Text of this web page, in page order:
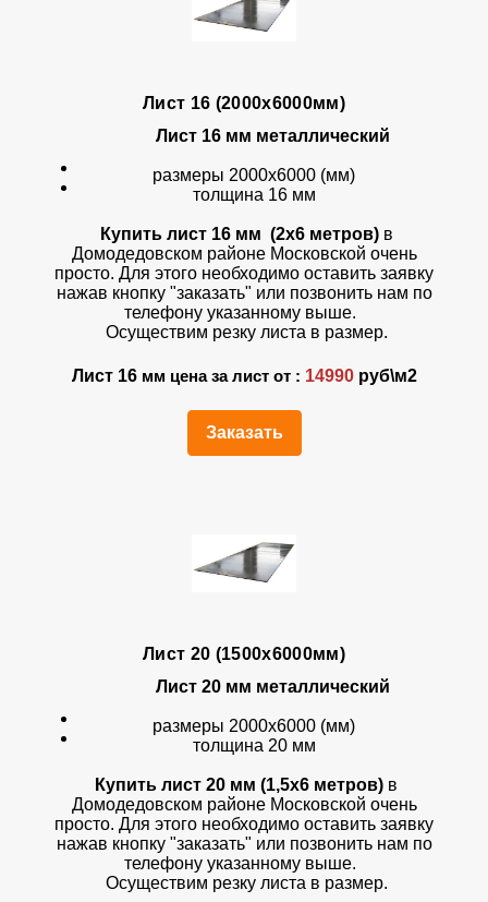
Лист 16 (2000х6000мм)
Лист 16 мм металлический
размеры 2000х6000 (мм)
толщина 16 мм
Купить лист 16 мм (2х6 метров)в
Домодедовском районе Московской очень
просто. Для этого необходимо оставить заявку
нажав кнопку "заказать" или позвонить нам по
телефону указанному выше.
Осуществим резку листа в размер.
Лист 16 мм цена за лист от : 14990руб\м2
Заказать
Лист 20 (1500х6000мм)
Лист 20 мм металлический
размеры 2000х6000 (мм)
толщина 20 мм
Купить лист 20 мм (1,5х6 метров) в
Домодедовском районе Московской очень
просто. Для этого необходимо оставить заявку
нажав кнопку "заказать" или позвонить нам по
телефону указанному выше.
Осуществим резку листа в размер.